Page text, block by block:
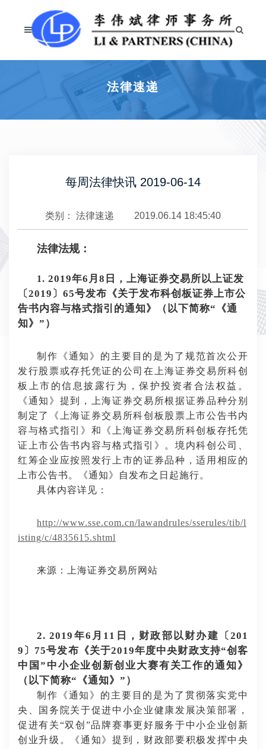
法律速递
每周法律快讯 2019-06-14
类别： 法律速递 2019.06.14 18:45:40
法律法规：
1. 2019年6月8日，上海证券交易所以上证发
〔2019〕65号发布《关于发布科创板证券上市公
告书内容与格式指引的通知》（以下简称“《通
知》”）
制作《通知》的主要目的是为了规范首次公开
发行股票或存托凭证的公司在上海证券交易所科创
板上市的信息披露行为，保护投资者合法权益。
《通知》提到，上海证券交易所根据证券品种分别
制定了《上海证券交易所科创板股票上市公告书内
容与格式指引》和《上海证券交易所科创板存托凭
证上市公告书内容与格式指引》。境内科创公司、
红筹企业应按照发行上市的证券品种，适用相应的
上市公告书。《通知》自发布之日起施行。
具体内容详见：
http://www.sse.com.cn/lawandrules/sserules/tib/l
isting/c/4835615.shtml
来源：上海证券交易所网站
2. 2019年6月11日，财政部以财办建〔201
9〕75号发布《关于2019年度中央财政支持“创客
中国”中小企业创新创业大赛有关工作的通知》
（以下简称“《通知》”）
制作《通知》的主要目的是为了贯彻落实党中
央、国务院关于促进中小企业健康发展决策部署，
促进有关“双创”品牌赛事更好服务于中小企业创新
创业升级。《通知》提到，财政部要积极发挥中央